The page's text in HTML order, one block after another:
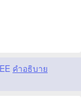
คำอธิบาย